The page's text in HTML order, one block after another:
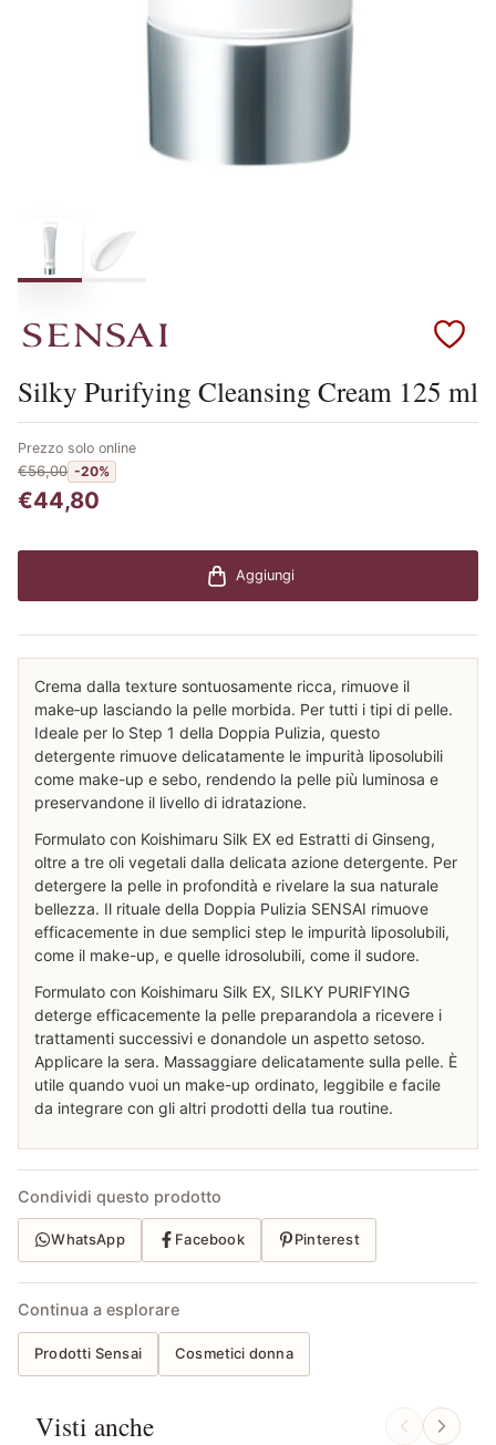
Scopri i prodotti Sensai
Silky Purifying Cleansing Cream 125 ml
Prezzo solo online
€56,00 -20%
€44,80
Aggiungi
Crema dalla texture sontuosamente ricca, rimuove il
make‑up lasciando la pelle morbida. Per tutti i tipi di pelle.
Ideale per lo Step 1 della Doppia Pulizia, questo
detergente rimuove delicatamente le impurità liposolubili
come make-up e sebo, rendendo la pelle più luminosa e
preservandone il livello di idratazione.
Formulato con Koishimaru Silk EX ed Estratti di Ginseng,
oltre a tre oli vegetali dalla delicata azione detergente. Per
detergere la pelle in profondità e rivelare la sua naturale
bellezza. Il rituale della Doppia Pulizia SENSAI rimuove
efficacemente in due semplici step le impurità liposolubili,
come il make-up, e quelle idrosolubili, come il sudore.
Formulato con Koishimaru Silk EX, SILKY PURIFYING
deterge efficacemente la pelle preparandola a ricevere i
trattamenti successivi e donandole un aspetto setoso.
Applicare la sera. Massaggiare delicatamente sulla pelle. È
utile quando vuoi un make-up ordinato, leggibile e facile
da integrare con gli altri prodotti della tua routine.
Condividi questo prodotto
WhatsApp Facebook Pinterest
Continua a esplorare
Prodotti Sensai Cosmetici donna
Visti anche